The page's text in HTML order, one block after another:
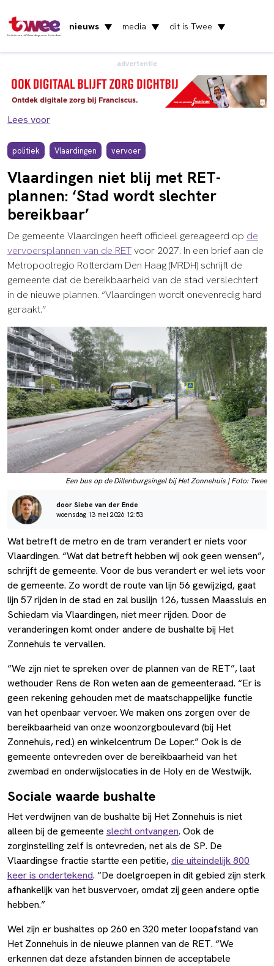
Het nieuws uit Vlaardingen en Schiedam
nieuws ▼ media ▼ dit is Twee ▼
advertentie
Lees voor
politiek Vlaardingen vervoer
Vlaardingen niet blij met RET-
plannen: ‘Stad wordt slechter
bereikbaar’
De gemeente Vlaardingen heeft officieel gereageerd op de
vervoersplannen van de RETvoor 2027. In een brief aan de
Metropoolregio Rotterdam Den Haag (MRDH) schrijft de
gemeente dat de bereikbaarheid van de stad verslechtert
in de nieuwe plannen. “Vlaardingen wordt onevenredig hard
geraakt.”
Een bus op de Dillenburgsingel bij Het Zonnehuis | Foto: Twee
door Siebe van der Ende
woensdag 13 mei 2026 12:53
Wat betreft de metro en de tram verandert er niets voor
Vlaardingen. “Wat dat betreft hebben wij ook geen wensen”,
schrijft de gemeente. Voor de bus verandert er wel iets voor
de gemeente. Zo wordt de route van lijn 56 gewijzigd, gaat
lijn 57 rijden in de stad en zal buslijn 126, tussen Maassluis en
Schiedam via Vlaardingen, niet meer rijden. Door de
veranderingen komt onder andere de bushalte bij Het
Zonnehuis te vervallen.
“We zijn niet te spreken over de plannen van de RET”, laat
wethouder Rens de Ron weten aan de gemeenteraad. “Er is
geen rekening gehouden met de maatschappelijke functie
van het openbaar vervoer. We maken ons zorgen over de
bereikbaarheid van onze woonzorgboulevard (bij Het
Zonnehuis, red.) en winkelcentrum De Loper.” Ook is de
gemeente ontevreden over de bereikbaarheid van het
zwembad en onderwijslocaties in de Holy en de Westwijk.
Sociale waarde bushalte
Het verdwijnen van de bushalte bij Het Zonnehuis is niet
alleen bij de gemeente slecht ontvangen. Ook de
zorginstelling zelf is ontevreden, net als de SP. De
Vlaardingse fractie startte een petitie,die uiteindelijk 800
keer is ondertekend. “De doelgroepen in dit gebied zijn sterk
afhankelijk van het busvervoer, omdat zij geen andere optie
hebben.”
Wel zijn er bushaltes op 260 en 320 meter loopafstand van
Het Zonnehuis in de nieuwe plannen van de RET. “We
erkennen dat deze afstanden binnen de acceptabele